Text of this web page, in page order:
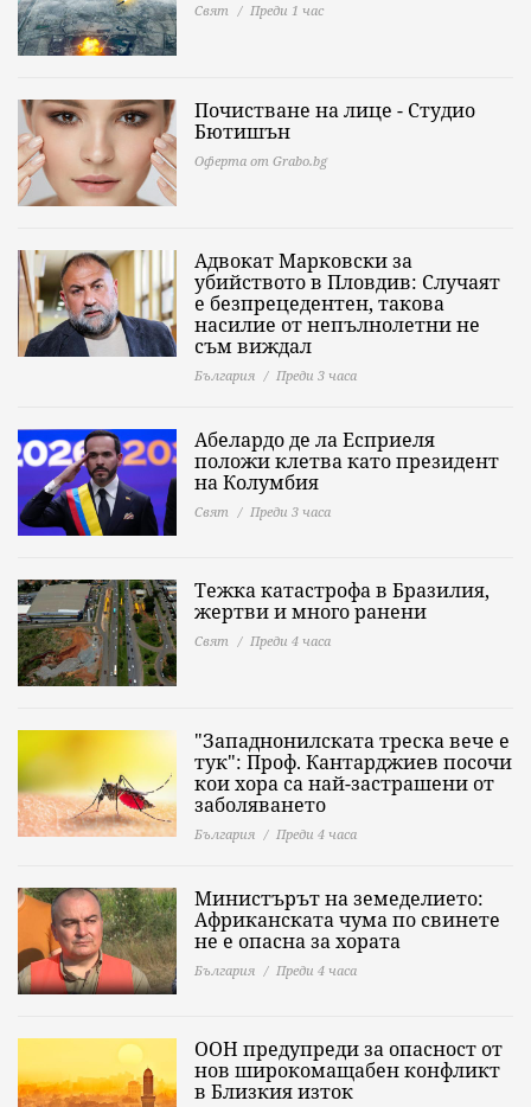
Свят Преди 1 час
Почистване на лице - Студио
Бютишън
Оферта от Grabo.bg
Адвокат Марковски за
убийството в Пловдив: Случаят
е безпрецедентен, такова
насилие от непълнолетни не
съм виждал
България Преди 3 часа
Абелардо де ла Есприеля
положи клетва като президент
на Колумбия
Свят Преди 3 часа
Тежка катастрофа в Бразилия,
жертви и много ранени
Свят Преди 4 часа
"Западнонилската треска вече е
тук": Проф. Кантарджиев посочи
кои хора са най-застрашени от
заболяването
България Преди 4 часа
Министърът на земеделието:
Африканската чума по свинете
не е опасна за хората
България Преди 4 часа
ООН предупреди за опасност от
нов широкомащабен конфликт
в Близкия изток